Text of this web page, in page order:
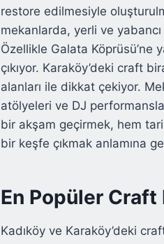
restore edilmesiyle
mekanlarda, yerli ve yabancı
Özellikle Galata Köprüsü’ne
çıkıyor. Karaköy’deki craft
alanları ile dikkat çekiyor.
atölyeleri ve DJ
bir akşam geçirmek, hem
bir keşfe çıkmak anlamına
En Popüler
Kadıköy ve Karaköy’deki